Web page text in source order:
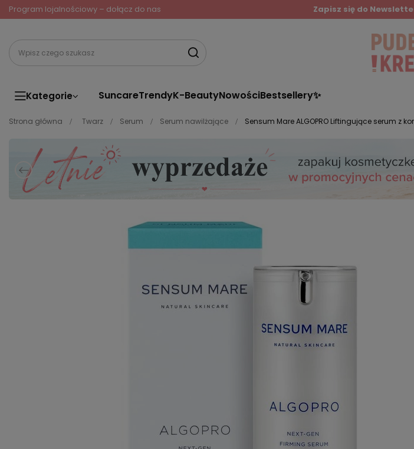
Program lojalnościowy – dołącz do nas Zapisz się do
Kategorie SuncareTrendyK-BeautyNowościBestsellery✨
Strona główna Twarz Serum Serum nawilżające Sensum Mare ALGOPRO Liftingujące serum z